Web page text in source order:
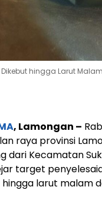
hingga Larut Malam
, Lamongan –
raya provinsi
dari Kecamatan
target
larut malam